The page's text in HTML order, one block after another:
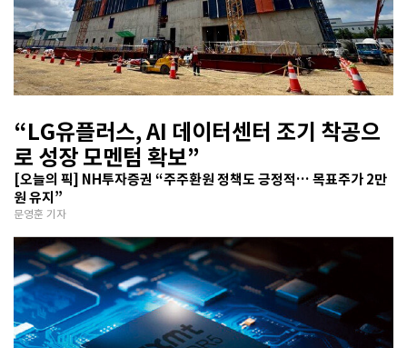
“LG유플러스, AI 데이터센터 조기 착공으
로 성장 모멘텀 확보”
[오늘의 픽] NH투자증권 “주주환원 정책도 긍정적… 목표주가 2만
원 유지”
문영훈 기자